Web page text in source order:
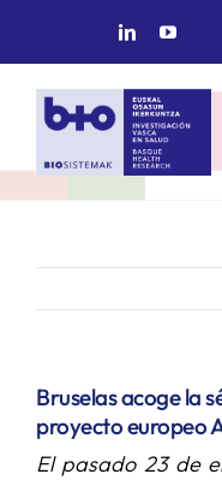
INICIO
GRUPOS DE
Bruselas acoge la
proyecto europeo
El pasado 23 de